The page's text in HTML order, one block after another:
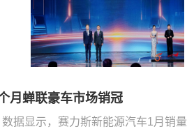
月蝉联豪车市场销冠
据显示，赛力斯新能源汽车1月销